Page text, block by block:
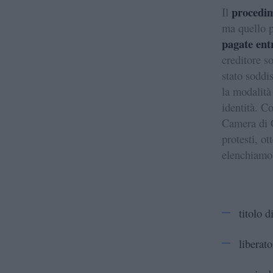
Il
ma quello
pagate
creditore
stato
la
identità.
Camera di
protesti,
titolo